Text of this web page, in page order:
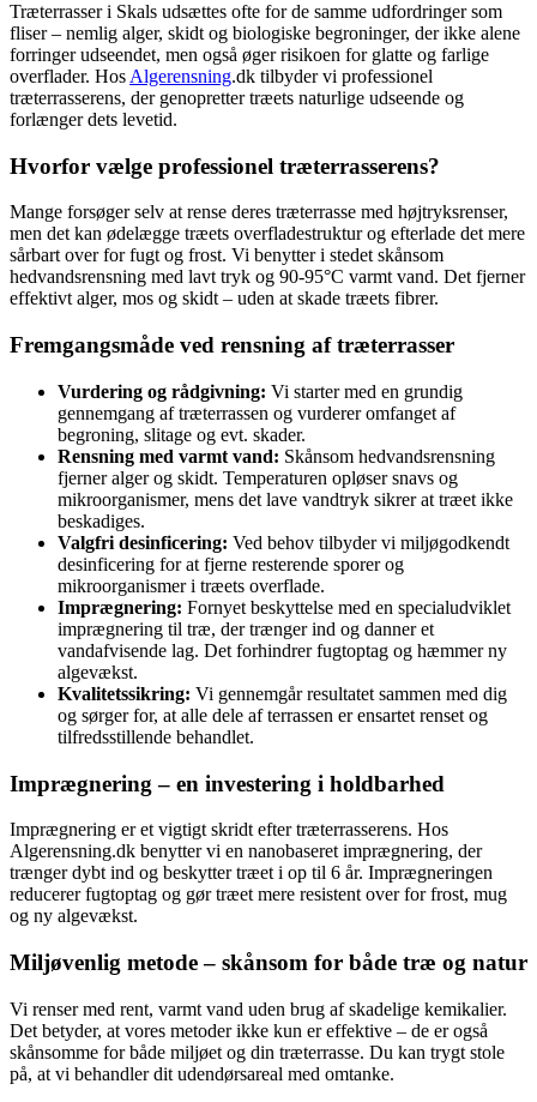
Træterrasser i Skals udsættes ofte for de samme udfordringer som
fliser – nemlig alger, skidt og biologiske begroninger, der ikke alene
forringer udseendet, men også øger risikoen for glatte og farlige
overflader. Hos Algerensning.dk tilbyder vi professionel
træterrasserens, der genopretter træets naturlige udseende og
forlænger dets levetid.
Hvorfor vælge professionel træterrasserens?
Mange forsøger selv at rense deres træterrasse med højtryksrenser,
men det kan ødelægge træets overfladestruktur og efterlade det mere
sårbart over for fugt og frost. Vi benytter i stedet skånsom
hedvandsrensning med lavt tryk og 90-95°C varmt vand. Det fjerner
effektivt alger, mos og skidt – uden at skade træets fibrer.
Fremgangsmåde ved rensning af træterrasser
Vurdering og rådgivning: Vi starter med en grundig
gennemgang af træterrassen og vurderer omfanget af
begroning, slitage og evt. skader.
Rensning med varmt vand: Skånsom hedvandsrensning
fjerner alger og skidt. Temperaturen opløser snavs og
mikroorganismer, mens det lave vandtryk sikrer at træet ikke
beskadiges.
Valgfri desinficering: Ved behov tilbyder vi miljøgodkendt
desinficering for at fjerne resterende sporer og
mikroorganismer i træets overflade.
Imprægnering: Fornyet beskyttelse med en specialudviklet
imprægnering til træ, der trænger ind og danner et
vandafvisende lag. Det forhindrer fugtoptag og hæmmer ny
algevækst.
Kvalitetssikring: Vi gennemgår resultatet sammen med dig
og sørger for, at alle dele af terrassen er ensartet renset og
tilfredsstillende behandlet.
Imprægnering – en investering i holdbarhed
Imprægnering er et vigtigt skridt efter træterrasserens. Hos
Algerensning.dk benytter vi en nanobaseret imprægnering, der
trænger dybt ind og beskytter træet i op til 6 år. Imprægneringen
reducerer fugtoptag og gør træet mere resistent over for frost, mug
og ny algevækst.
Miljøvenlig metode – skånsom for både træ og natur
Vi renser med rent, varmt vand uden brug af skadelige kemikalier.
Det betyder, at vores metoder ikke kun er effektive – de er også
skånsomme for både miljøet og din træterrasse. Du kan trygt stole
på, at vi behandler dit udendørsareal med omtanke.